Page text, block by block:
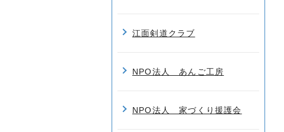
江面剣道クラブ
NPO法人 あんご工房
NPO法人 家づくり援護会